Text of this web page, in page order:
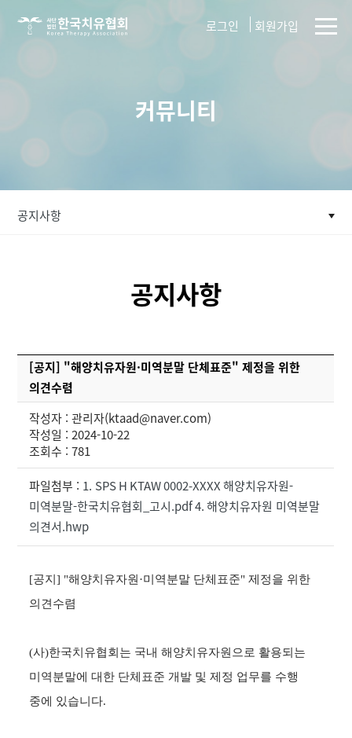
사단법인
로그인 회원가입
커뮤니티
공지사항
공지사항
[공지] "해양치유자원·미역분말 단체표준" 제정을 위한
의견수렴
작성자 : 관리자(ktaad@naver.com)
작성일 : 2024-10-22
조회수 : 781
파일첨부 : 1. SPS H KTAW 0002-XXXX 해양치유자원-
미역분말-한국치유협회_고시.pdf 4. 해양치유자원 미역분말
의견서.hwp
[공지] "해양치유자원 ·미역분말 단체표준"제정을 위한
의견수렴
(사)한국치유협회는 국내 해양치유자원으로 활용되는
미역분말에 대한 단체표준 개발 및 제정 업무를 수행
중에 있습니다.